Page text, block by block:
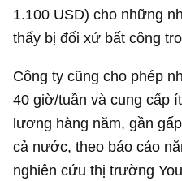
1.100 USD) cho những
thấy bị đối xử bất công
Công ty cũng cho phép
40 giờ/tuần và cung cấp
lương hàng năm, gần
cả nước, theo báo cáo
nghiên cứu thị trường